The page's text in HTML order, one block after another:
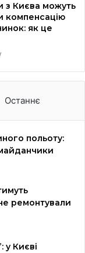
з Києва можуть
компенсацію
як це
Останнє
польоту:
ремонтували
у Києві